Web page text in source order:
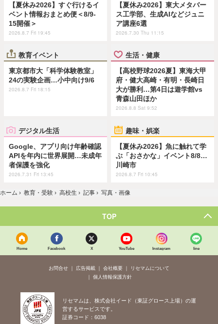
【夏休み2026】すぐ行けるイ
ベント情報おまとめ便＜8/9-
15開催＞
2026.8.7 Fri 19:45
【夏休み2026】東大メタバー
ス工学部、生成AIなどジュニ
ア講座6選
2026.7.30 Thu 11:15
教育イベント
東京都市大「科学体験教室」
24の実験企画…小中向け9/6
2026.8.7 Fri 18:15
生活・健康
【高校野球2026夏】東海大甲
府・健大高崎・有明・長崎日
大が勝利…第4日は遊学館vs
青森山田ほか
2026.8.8 Sat 9:52
デジタル生活
Google、アプリ向け年齢確認
APIを年内に世界展開…未成年
者保護を強化
2026.7.31 Fri 13:45
趣味・娯楽
【夏休み2026】魚に触れて学
ぶ「おさかな」イベント8/8…
川崎市
2026.8.7 Fri 10:45
ホーム › 教育・受験 › 高校生 › 記事 › 写真・画像
TOP
Home Facebook X YouTube Instagram line
お問合せ 広告掲載 会社概要
リセマムについて
個人情報保護方針
リセマムは、株式会社イード（東証グロース上場）の運
営するサービスです。
証券コード：6038